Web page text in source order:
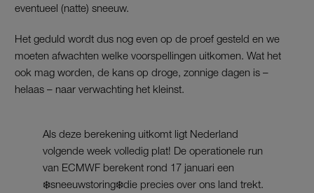
eventueel (natte) sneeuw.
Het geduld wordt dus nog even op de proef gesteld en we
moeten afwachten welke voorspellingen uitkomen. Wat het
ook mag worden, de kans op droge, zonnige dagen is –
helaas – naar verwachting het kleinst.
Als deze berekening uitkomt ligt Nederland
volgende week volledig plat! De operationele run
van ECMWF berekent rond 17 januari een
❄️sneeuwstoring❄️die precies over ons land trekt.